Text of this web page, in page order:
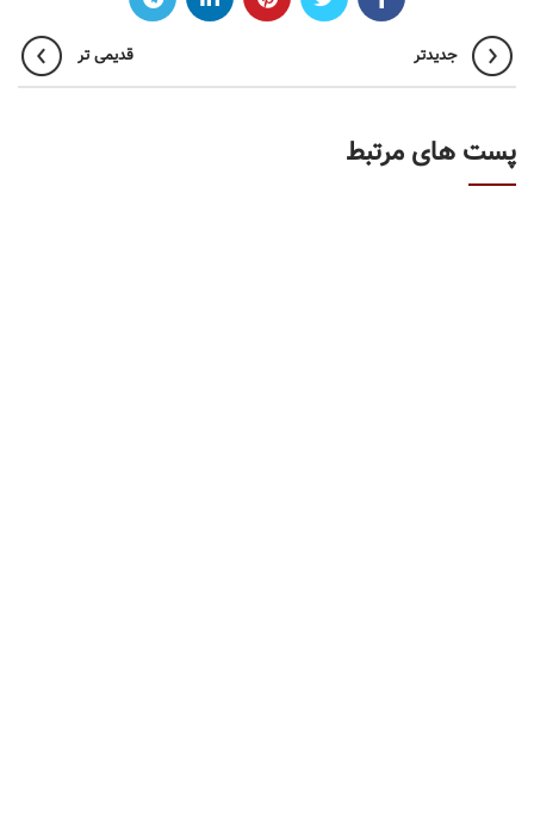
جدیدتر قدیمی تر
پست های مرتبط